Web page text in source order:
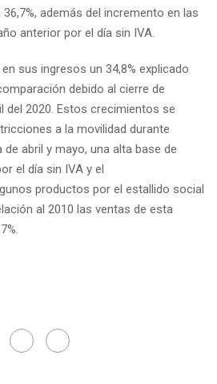
además del incremento en las
anterior por el día sin IVA.
sus ingresos un 34,8% explicado
debido al cierre de
del 2020. Estos crecimientos se
a la movilidad durante
abril y mayo, una alta base de
el día sin IVA y el
productos por el estallido social
al 2010 las ventas de esta